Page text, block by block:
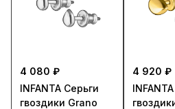
4 080 ₽
INFANTA Серьги
гвоздики Grano
4 920 ₽